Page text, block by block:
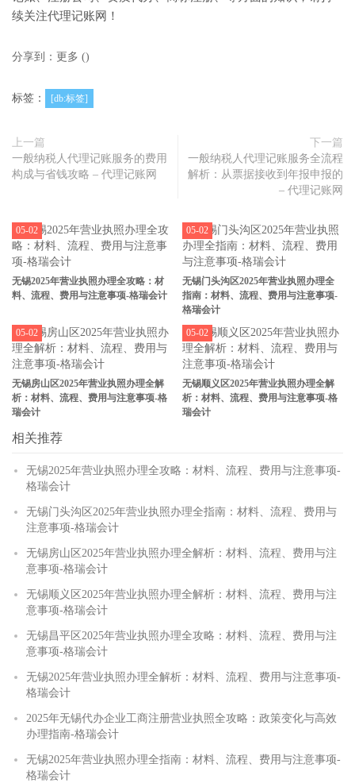
续关注代理记账网！
分享到： 更多 ()
标签： [db:标签]
上一篇
一般纳税人代理记账服务的费用
构成与省钱攻略 – 代理记账网
下一篇
一般纳税人代理记账服务全流程
解析：从票据接收到年报申报的
– 代理记账网
无锡2025年营业执照办理全攻略：材
料、流程、费用与注意事项-格瑞会计
05-02
无锡门头沟区2025年营业执照办理全
指南：材料、流程、费用与注意事项-
格瑞会计
05-02
无锡房山区2025年营业执照办理全解
析：材料、流程、费用与注意事项-格
瑞会计
05-02
无锡顺义区2025年营业执照办理全解
析：材料、流程、费用与注意事项-格
瑞会计
05-02
相关推荐
无锡2025年营业执照办理全攻略：材料、流程、费用与注意事项-
格瑞会计
无锡门头沟区2025年营业执照办理全指南：材料、流程、费用与
注意事项-格瑞会计
无锡房山区2025年营业执照办理全解析：材料、流程、费用与注
意事项-格瑞会计
无锡顺义区2025年营业执照办理全解析：材料、流程、费用与注
意事项-格瑞会计
无锡昌平区2025年营业执照办理全攻略：材料、流程、费用与注
意事项-格瑞会计
无锡2025年营业执照办理全解析：材料、流程、费用与注意事项-
格瑞会计
2025年无锡代办企业工商注册营业执照全攻略：政策变化与高效
办理指南-格瑞会计
无锡2025年营业执照办理全指南：材料、流程、费用与注意事项-
格瑞会计